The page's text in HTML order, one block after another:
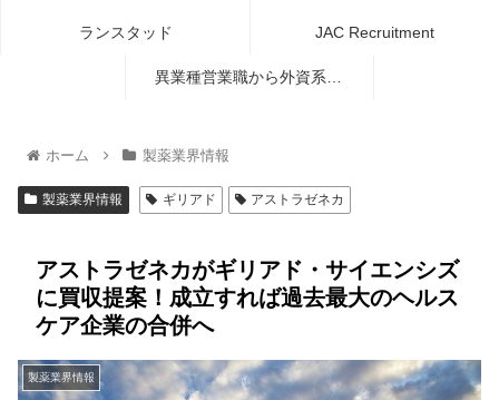
ランスタッド JAC Recruitment
異業種営業職から外資系mr
ホーム 製薬業界情報
製薬業界情報 ギリアド アストラゼネカ
アストラゼネカがギリアド・サイエンシズ
に買収提案！成立すれば過去最大のヘルス
ケア企業の合併へ
製薬業界情報